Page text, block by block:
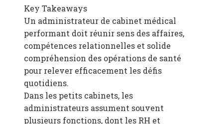
Key Takeaways
Un administrateur de cabinet médical
performant doit réunir sens des affaires,
compétences relationnelles et solide
compréhension des opérations de santé
pour relever efficacement les défis
quotidiens.
Dans les petits cabinets, les
administrateurs assument souvent
plusieurs fonctions, dont les RH et